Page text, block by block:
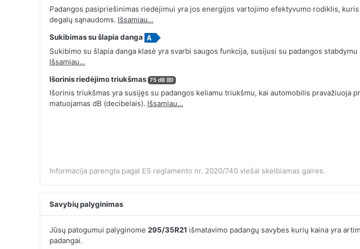
Padangos pasipriešinimas riedėjimui yra jos energijos vartojimo efektyvumo rodiklis,
degalų sąnaudoms. Išsamiau...
Sukibimas su šlapia danga
Sukibimo su šlapia danga klasė yra svarbi saugos funkcija, susijusi su padangos
Išsamiau...
Išorinis riedėjimo triukšmas 75 dB (B)
Išorinis triukšmas yra susijęs su padangos keliamu triukšmu, kai automobilis pravažiuoja
matuojamas dB (decibelais). Išsamiau...
Informacija parengta pagal ES reglamento nr. 2020/740 viešai skelbiamas gaires.
Savybių palyginimas
Jūsų patogumui palyginome 295/35R21 išmatavimo padangų savybes kurių kaina yra
padangai.